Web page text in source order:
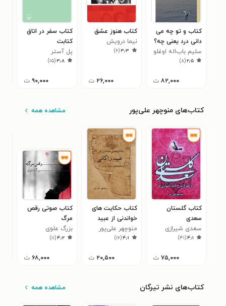
کتاب و تو چه می
دانی درد یعنی چه؟
سلیم باب‌اله اوغلو
۲٫۵(۸)
۸۲,۰۰۰ ت
کتاب هنوز عشق
نیما درویش
۳٫۳(۶)
۲۶,۰۰۰ ت
کتاب سفر در اتاق
کتابت
پل آستر
۳٫۸(۱۵)
۹۰,۰۰۰ ت
کتاب‌های منوچهر علی‌پور مشاهده همه
کتاب گلستان
سعدی
سعدی شیرازی
۴٫۱(۴۱)
۷۵,۰۰۰ ت
کتاب حکایت های
خواندنی از عبید
زاکانی
منوچهر علی‌پور
۴٫۱(۱۶)
۲۰,۵۰۰ ت
کتاب صوتی رقص
مرگ
بزرگ علوی
۴٫۲(۱۱)
۶۸,۰۰۰ ت
کتاب‌های نشر تیرگان مشاهده همه